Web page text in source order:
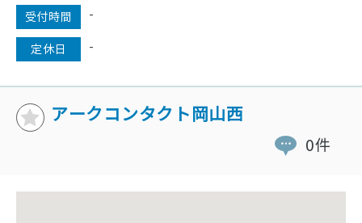
受付時間 -
定休日 -
アークコンタクト岡山西
0件